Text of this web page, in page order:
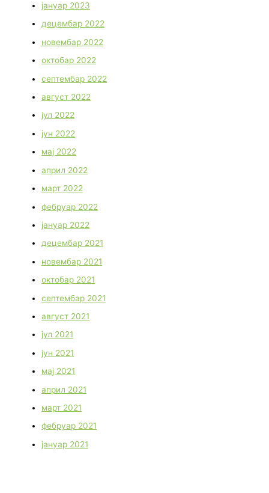
јануар 2023
децембар 2022
новембар 2022
октобар 2022
септембар 2022
август 2022
јул 2022
јун 2022
мај 2022
април 2022
март 2022
фебруар 2022
јануар 2022
децембар 2021
новембар 2021
октобар 2021
септембар 2021
август 2021
јул 2021
јун 2021
мај 2021
април 2021
март 2021
фебруар 2021
јануар 2021